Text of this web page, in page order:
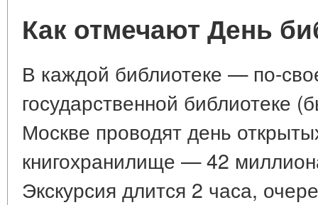
Как отмечают День
В каждой библиотеке — по-
государственной библиотеке
Москве проводят день
книгохранилище — 42
Экскурсия длится 2 часа,